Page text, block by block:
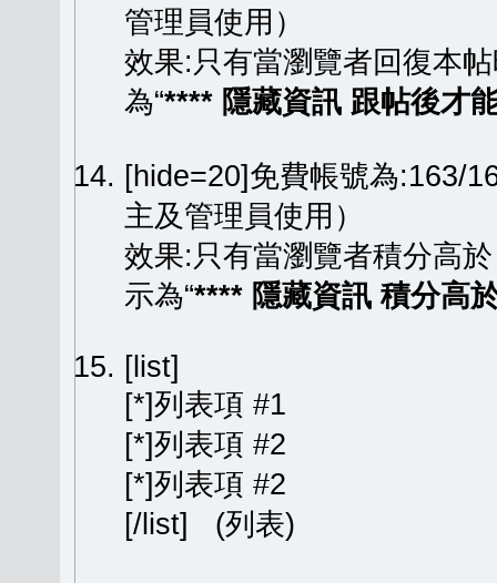
管理員使用）
效果:只有當瀏覽者回復本
為“**** 隱藏資訊 跟帖後才
[hide=20]免費帳號為:163/
主及管理員使用）
效果:只有當瀏覽者積分高
示為“**** 隱藏資訊 積分高
[list]
[*]列表項 #1
[*]列表項 #2
[*]列表項 #2
[/list] (列表)